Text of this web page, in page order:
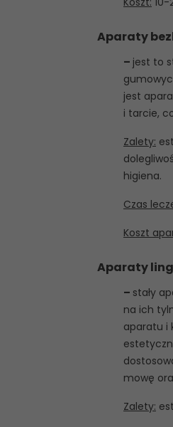
Aparaty
– jest to
jest
i tarcie,
Zalety:
higiena.
Czas
Koszt
Aparaty
– stały
na ich
aparatu i
mowę
Zalety: